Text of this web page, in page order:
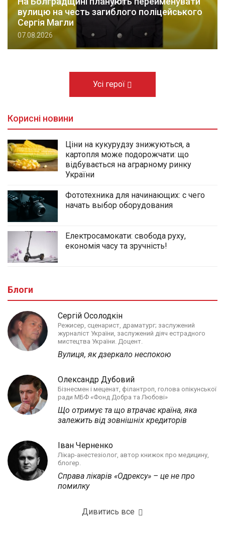
вулицю на честь загиблого поліцейського
Сергія Магли
07.08.2026
Усі герої
Корисні новини
Ціни на кукурудзу знижуються, а
картопля може подорожчати: що
відбувається на аграрному ринку
України
Фототехника для начинающих: с чего
начать выбор оборудования
Електросамокати: свобода руху,
економія часу та зручність!
Блоги
Сергій Осолодкін
Режисер, сценарист, драматург; заслужений
журналіст України, заслужений діяч естрадного
мистецтва України. Доцент.
Вулиця, як дзеркало неспокою
Олександр Дубовий
Бізнесмен і меценат, філантроп, голова опікунської
ради МБФ «Фонд Добра та Любові»
Що отримує та що втрачає країна, яка
залежить від зовнішніх кредиторів
Іван Черненко
Лікар-анестезіолог, автор книжок про медицину,
блогер.
Справа лікарів «Одрексу» – це не про
помилку
Дивитись все